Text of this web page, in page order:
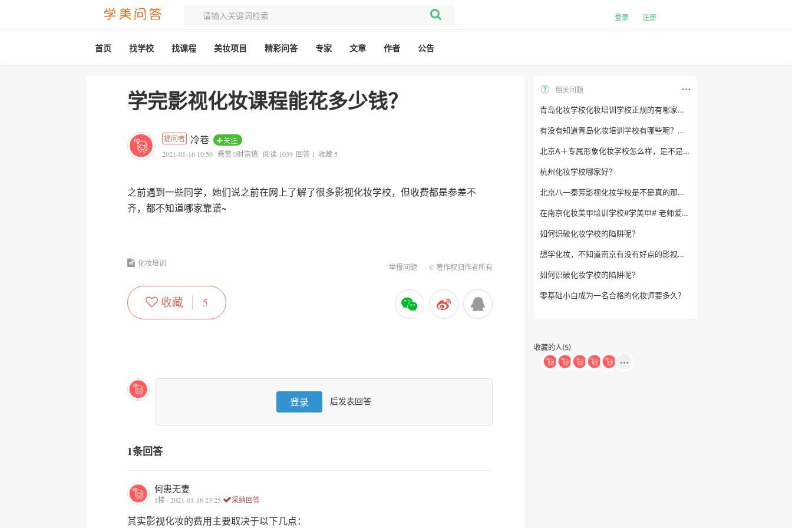
登录 注册
首页 找学校 找课程 美妆项目 精彩问答 专家 文章 作者 公告
学完影视化妆课程能花多少钱？
提问者 冷巷
关注
2021-01-16 10:50 悬赏 0财富值 阅读 1039 回答 1 收藏 5
之前遇到一些同学，她们说之前在网上了解了很多影视化妆学校，但收费都是参差不
齐，都不知道哪家靠谱~
化妆培训 © 著作权归作者所有
举报问题
收藏 5
登录 后发表回答
1条回答
何患无妻
1楼 · 2021-01-16 23:25. 采纳回答
其实影视化妆的费用主要取决于以下几点：
相关问题
青岛化妆学校化妆培训学校正规的有哪家学校？
有没有知道青岛化妆培训学校有哪些呢？哪家学新娘妆会比较好呢
北京A＋专属形象化妆学校怎么样，是不是真有那么好
杭州化妆学校哪家好？
北京八一秦芳影视化妆学校是不是真的那么好呀
在南京化妆美甲培训学校#学美甲# 老师爱搭不理！
如何识破化妆学校的陷阱呢？
想学化妆，不知道南京有没有好点的影视化妆学校？
如何识破化妆学校的陷阱呢？
零基础小白成为一名合格的化妆师要多久？
收藏的人(5)